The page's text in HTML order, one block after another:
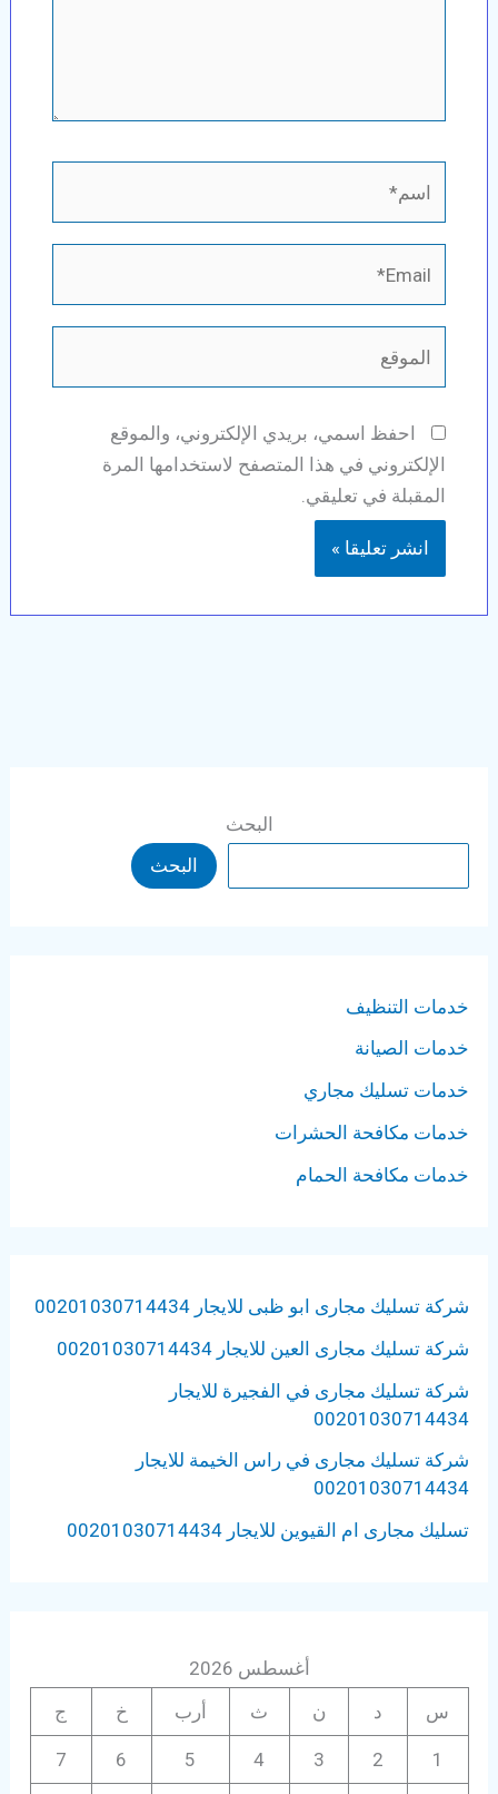
احفظ اسمي، بريدي الإلكتروني، والموقع
الإلكتروني في هذا المتصفح لاستخدامها المرة
المقبلة في تعليقي.
البحث
البحث
خدمات التنظيف
خدمات الصيانة
خدمات تسليك مجاري
خدمات مكافحة الحشرات
خدمات مكافحة الحمام
شركة تسليك مجارى ابو ظبى للايجار 00201030714434
شركة تسليك مجارى العين للايجار 00201030714434
شركة تسليك مجارى في الفجيرة للايجار
00201030714434
شركة تسليك مجارى في راس الخيمة للايجار
00201030714434
تسليك مجارى ام القيوين للايجار 00201030714434
أغسطس 2026
س
د ن ث أرب خ ج
1
2
3
4
5
6
7